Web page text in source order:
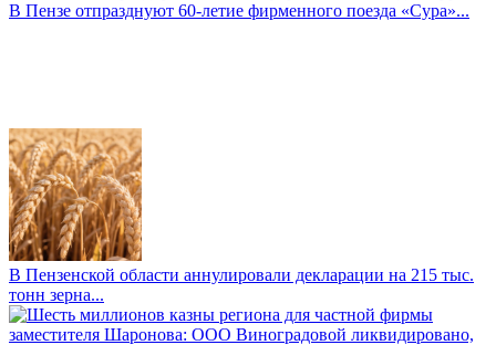
В Пензе отпразднуют 60-летие фирменного поезда «Сура»...
В Пензенской области аннулировали декларации на 215 тыс.
тонн зерна...